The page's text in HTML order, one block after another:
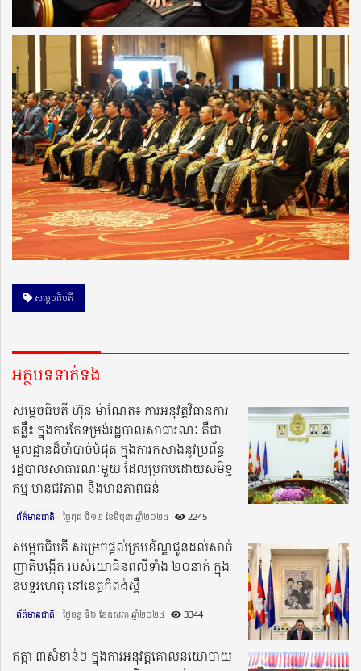
សម្តេចធិបតី
អត្ថបទទាក់ទង
សម្តេចធិបតី ហ៊ុន ម៉ាណែត៖ ការអនុវត្តវិធានការ
គន្លឹះ ក្នុងការកែទម្រង់រដ្ឋបាលសាធារណៈ គឺជា
មូលដ្ឋានដ៏ចាំបាច់បំផុត ក្នុងការកសាងនូវប្រព័ន្ធ
រដ្ឋបាលសាធារណៈមួយ ដែលប្រកបដោយសមិទ្ធ
កម្ម មានជវភាព និងមានភាពធន់
ព័ត៌មានជាតិ ថ្ងៃពុធ ទី១២ ខែមិថុនា ឆ្នាំ២០២៤​ 2245
សម្តេចធិបតី សម្រេចផ្តល់ក្របខ័ណ្ឌជូនដល់សាច់
ញាតិបង្កើត របស់យោធិនពលីទាំង ២០នាក់ ក្នុង
ឧបទ្ទវហេតុ នៅខេត្តកំពង់ស្ពឺ
ព័ត៌មានជាតិ ថ្ងៃចន្ទ ទី៦ ខែឧសភា ឆ្នាំ២០២៤​ 3344
កត្តា ៣សំខាន់ៗ ក្នុងការអនុវត្តគោលនយោបាយ